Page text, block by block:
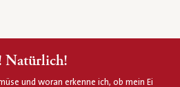
Natürlich!
und woran erkenne ich, ob mein Ei